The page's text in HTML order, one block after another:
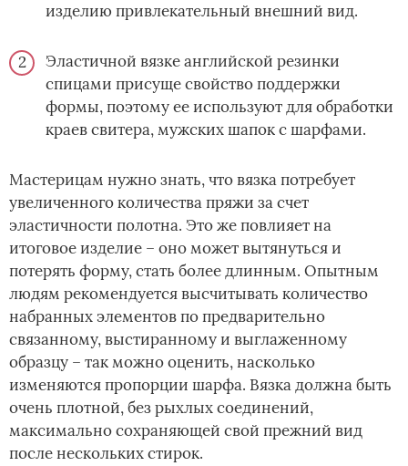
изделию привлекательный внешний вид.
Эластичной вязке английской резинки
спицами присуще свойство поддержки
формы, поэтому ее используют для обработки
краев свитера, мужских шапок с шарфами.
Мастерицам нужно знать, что вязка потребует
увеличенного количества пряжи за счет
эластичности полотна. Это же повлияет на
итоговое изделие – оно может вытянуться и
потерять форму, стать более длинным. Опытным
людям рекомендуется высчитывать количество
набранных элементов по предварительно
связанному, выстиранному и выглаженному
образцу – так можно оценить, насколько
изменяются пропорции шарфа. Вязка должна быть
очень плотной, без рыхлых соединений,
максимально сохраняющей свой прежний вид
после нескольких стирок.